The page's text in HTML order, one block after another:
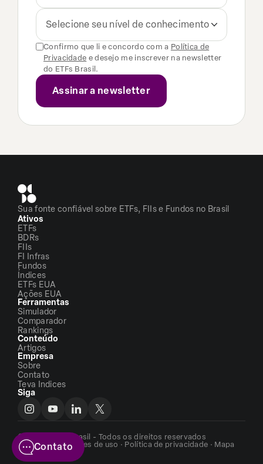
Selecione seu nível de conhecimento
Confirmo que li e concordo com a Política de
Privacidade e desejo me inscrever na newsletter
do ETFs Brasil.
Sua fonte confiável sobre ETFs, FIIs e Fundos no Brasil
Ativos
ETFs
BDRs
FIIs
FI Infras
Fundos
Índices
ETFs EUA
Ações EUA
Ferramentas
Simulador
Comparador
Rankings
Conteúdo
Artigos
Empresa
Sobre
Contato
Teva Indices
Siga
©2026 - ETFs Brasil - Todos os direitos reservados
Termos e condições de uso · Política de privacidade · Mapa
do siteContato